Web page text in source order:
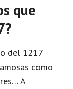
que
del 1217
como
A